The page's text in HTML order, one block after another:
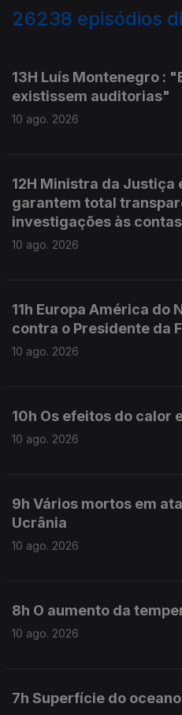
26238 episódios
13H Luís Montenegro :
existissem auditorias"
10 ago. 2026
12H Ministra da Justiça
garantem total
investigações às contas
10 ago. 2026
11h Europa América do
contra o Presidente da
10 ago. 2026
10h Os efeitos do calor
10 ago. 2026
9h Vários mortos em
Ucrânia
10 ago. 2026
8h O aumento da
10 ago. 2026
7h Superfície do